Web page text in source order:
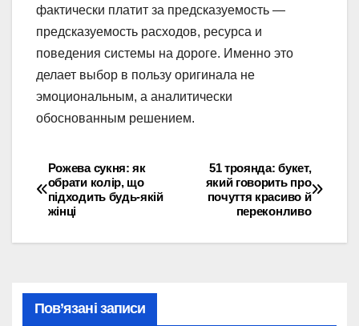
фактически платит за предсказуемость —
предсказуемость расходов, ресурса и
поведения системы на дороге. Именно это
делает выбор в пользу оригинала не
эмоциональным, а аналитически
обоснованным решением.
Навігація
записів
51 троянда: букет,
який говорить про
почуття красиво й
переконливо
Рожева сукня: як
обрати колір, що
підходить будь-якій
жінці
Пов’язані записи